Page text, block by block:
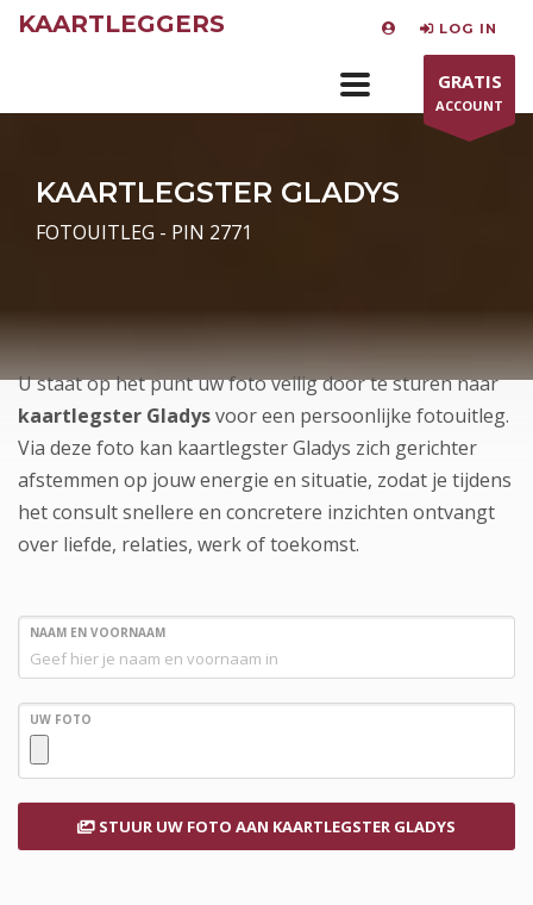
KAARTLEGGERS LOG IN
GRATIS
ACCOUNT
KAARTLEGSTER GLADYS
FOTOUITLEG - PIN 2771
U staat op het punt uw foto veilig door te sturen naar
kaartlegster Gladysvoor een persoonlijke fotouitleg.
Via deze foto kan kaartlegster Gladys zich gerichter
afstemmen op jouw energie en situatie, zodat je tijdens
het consult snellere en concretere inzichten ontvangt
over liefde, relaties, werk of toekomst.
NAAM EN VOORNAAM
UW FOTO
STUUR UW FOTO AAN KAARTLEGSTER GLADYS